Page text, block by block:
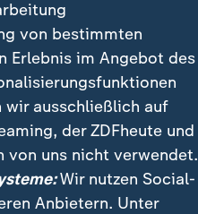
Nachrichten | heute 19:00 Uhr
Desinformation
Landtagswahlen
von bestimmten
Erlebnis im Angebot des
wir ausschließlich auf
der ZDFheute und
von uns nicht verwendet.
Wir nutzen Social-
Anbietern. Unter